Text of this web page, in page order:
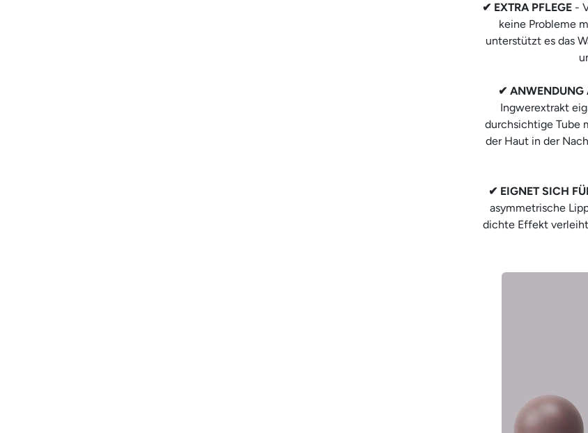
✔ EXTRA PFLEGE-
keine Probleme
unterstützt es das
✔ ANWENDUNG
Ingwerextrakt
durchsichtige Tube
der Haut in der
✔ EIGNET SICH
asymmetrische
dichte Effekt